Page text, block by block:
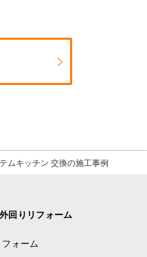
ムキッチン 交換の施工事例
回りリフォーム
ォーム